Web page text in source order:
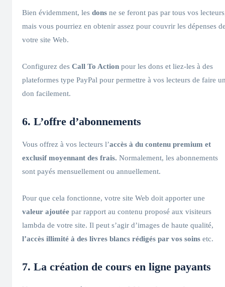
Bien évidemment, les dons ne se feront pas par tous vos
mais vous pourriez en obtenir assez pour couvrir les dépenses
votre site Web.
Configurez des Call To Action pour les dons et liez-les à des
plateformes type PayPal pour permettre à vos lecteurs de faire
don facilement.
6. L’offre d’abonnements
Vous offrez à vos lecteurs l’accès à du contenu premium et
exclusif moyennant des frais. Normalement, les abonnements
sont payés mensuellement ou annuellement.
Pour que cela fonctionne, votre site Web doit apporter une
valeur ajoutée par rapport au contenu proposé aux visiteurs
lambda de votre site. Il peut s’agir d’images de haute qualité,
l’accès illimité à des livres blancs rédigés par vos soins etc.
7. La création de cours en ligne payants